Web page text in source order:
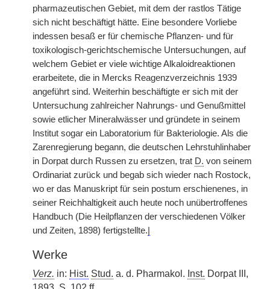
pharmazeutischen Gebiet, mit dem der rastlos Tätige
sich nicht beschäftigt hätte. Eine besondere Vorliebe
indessen besaß er für chemische Pflanzen- und für
toxikologisch-gerichtschemische Untersuchungen, auf
welchem Gebiet er viele wichtige Alkaloidreaktionen
erarbeitete, die in Mercks Reagenzverzeichnis 1939
angeführt sind. Weiterhin beschäftigte er sich mit der
Untersuchung zahlreicher Nahrungs- und Genußmittel
sowie etlicher Mineralwässer und gründete in seinem
Institut sogar ein Laboratorium für Bakteriologie. Als die
Zarenregierung begann, die deutschen Lehrstuhlinhaber
in Dorpat durch Russen zu ersetzen, trat D. von seinem
Ordinariat zurück und begab sich wieder nach Rostock,
wo er das Manuskript für sein postum erschienenes, in
seiner Reichhaltigkeit auch heute noch unübertroffenes
Handbuch (Die Heilpflanzen der verschiedenen Völker
und Zeiten, 1898) fertigstellte.
Werke
Verz. in: Hist. Stud. a. d. Pharmakol. Inst. Dorpat III,